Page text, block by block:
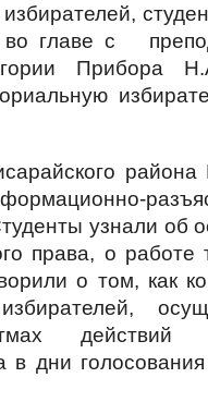
главе с
района
узнали об
права, о работе
о том, как
действий
в дни